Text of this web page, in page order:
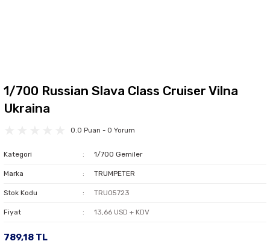
1/700 Russian Slava Class Cruiser Vilna
Ukraina
0.0 Puan - 0 Yorum
Kategori 1/700 Gemiler
Marka TRUMPETER
Stok Kodu TRU05723
Fiyat 13,66 USD + KDV
789,18 TL